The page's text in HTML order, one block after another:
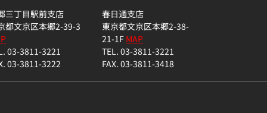
三丁目駅前支店
都文京区本郷2-39-3
03-3811-3221
03-3811-3222
春日通支店
東京都文京区本郷2-38-
21-1FMAP
TEL. 03-3811-3221
FAX. 03-3811-3418